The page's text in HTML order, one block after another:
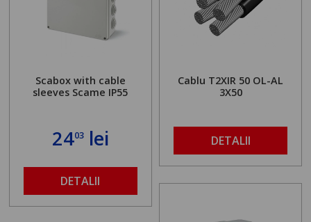
Scabox with cable
sleeves Scame IP55
2403lei
DETALII
Cablu T2XIR 50 OL-AL
3X50
DETALII